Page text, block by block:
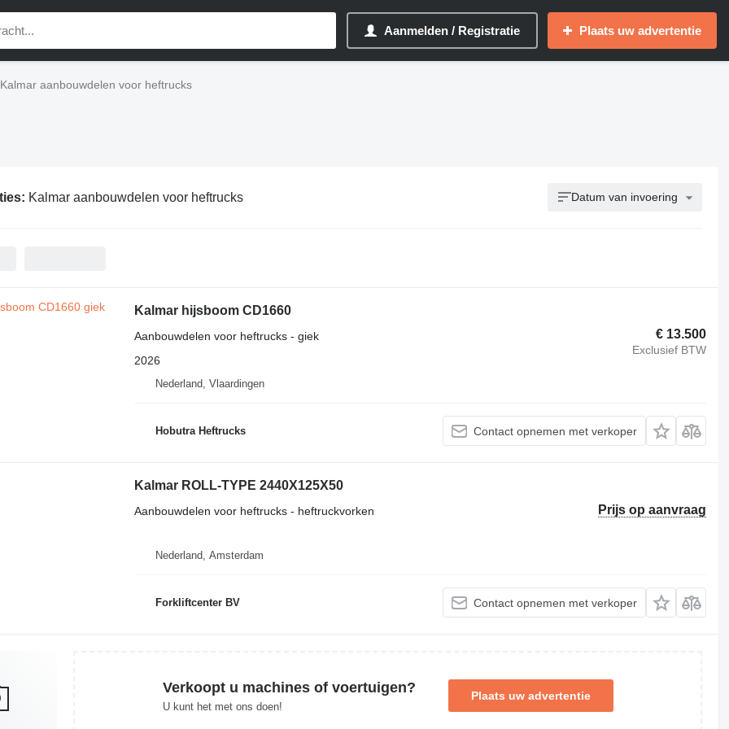
Aanmelden / Registratie Plaats uw advertentie
Kalmar aanbouwdelen voor heftrucks
Kalmar aanbouwdelen voor heftrucks Datum van invoering
Kalmar hijsboom CD1660
€ 13.500
Exclusief BTW
Aanbouwdelen voor heftrucks - giek
2026
Nederland, Vlaardingen
Hobutra Heftrucks Contact opnemen met verkoper
Kalmar ROLL-TYPE 2440X125X50
Prijs op aanvraag
Aanbouwdelen voor heftrucks - heftruckvorken
Nederland, Amsterdam
Forkliftcenter BV Contact opnemen met verkoper
Verkoopt u machines of voertuigen?
U kunt het met ons doen!
Plaats uw advertentie